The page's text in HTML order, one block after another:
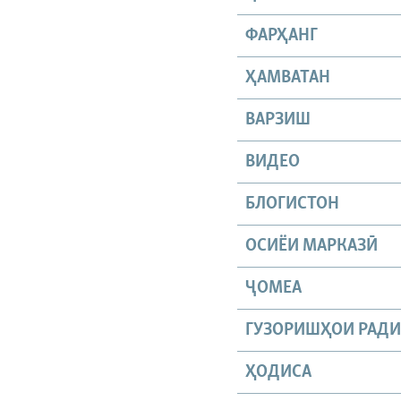
ФАРҲАНГ
ҲАМВАТАН
ВАРЗИШ
ВИДЕО
БЛОГИСТОН
ОСИЁИ МАРКАЗӢ
ҶОМEА
ГУЗОРИШҲОИ
ҲОДИСА